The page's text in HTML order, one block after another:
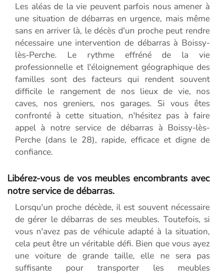
Les aléas de la vie peuvent parfois nous amener à
une situation de débarras en urgence, mais même
sans en arriver là, le décès d'un proche peut rendre
nécessaire une intervention de débarras à Boissy-
lès-Perche. Le rythme effréné de la vie
professionnelle et l'éloignement géographique des
familles sont des facteurs qui rendent souvent
difficile le rangement de nos lieux de vie, nos
caves, nos greniers, nos garages. Si vous êtes
confronté à cette situation, n'hésitez pas à faire
appel à notre service de débarras à Boissy-lès-
Perche (dans le 28), rapide, efficace et digne de
confiance.
Libérez-vous de vos meubles encombrants avec
notre service de débarras.
Lorsqu'un proche décède, il est souvent nécessaire
de gérer le débarras de ses meubles. Toutefois, si
vous n'avez pas de véhicule adapté à la situation,
cela peut être un véritable défi. Bien que vous ayez
une voiture de grande taille, elle ne sera pas
suffisante pour transporter les meubles